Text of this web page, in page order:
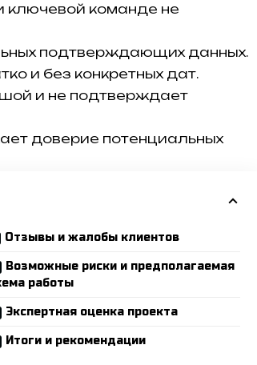
команде не
подтверждающих данных.
и без конкретных дат.
и не подтверждает
доверие потенциальных
Отзывы и жалобы клиентов
Возможные риски и предполагаемая
работы
Экспертная оценка проекта
Итоги и рекомендации